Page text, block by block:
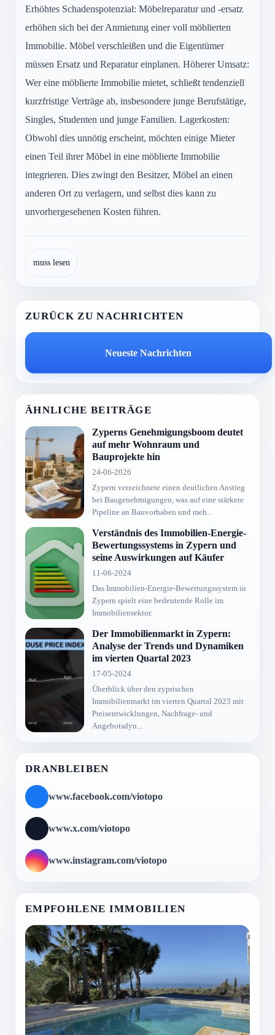
Erhöhtes Schadenspotenzial: Möbelreparatur und -ersatz
erhöhen sich bei der Anmietung einer voll möblierten
Immobilie. Möbel verschleißen und die Eigentümer
müssen Ersatz und Reparatur einplanen. Höherer Umsatz:
Wer eine möblierte Immobilie mietet, schließt tendenziell
kurzfristige Verträge ab, insbesondere junge Berufstätige,
Singles, Studenten und junge Familien. Lagerkosten:
Obwohl dies unnötig erscheint, möchten einige Mieter
einen Teil ihrer Möbel in eine möblierte Immobilie
integrieren. Dies zwingt den Besitzer, Möbel an einen
anderen Ort zu verlagern, und selbst dies kann zu
unvorhergesehenen Kosten führen.
muss lesen
ZURÜCK ZU NACHRICHTEN
Neueste Nachrichten
ÄHNLICHE BEITRÄGE
Zyperns Genehmigungsboom deutet
auf mehr Wohnraum und
Bauprojekte hin
24-06-2026
Zypern verzeichnete einen deutlichen Anstieg
bei Baugenehmigungen, was auf eine stärkere
Pipeline an Bauvorhaben und meh...
Verständnis des Immobilien-Energie-
Bewertungssystems in Zypern und
seine Auswirkungen auf Käufer
11-06-2024
Das Immobilien-Energie-Bewertungssystem in
Zypern spielt eine bedeutende Rolle im
Immobiliensektor.
Der Immobilienmarkt in Zypern:
Analyse der Trends und Dynamiken
im vierten Quartal 2023
17-05-2024
Überblick über den zyprischen
Immobilienmarkt im vierten Quartal 2023 mit
Preisentwicklungen, Nachfrage- und
Angebotsdyn...
DRANBLEIBEN
www.facebook.com/viotopo
www.x.com/viotopo
www.instagram.com/viotopo
EMPFOHLENE IMMOBILIEN